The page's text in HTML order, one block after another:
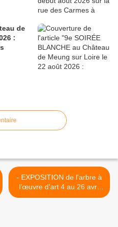
de
:
- EXPOSITION de l'arbre à
l’œuvre d'art 4 au 26 avril
château des Longues